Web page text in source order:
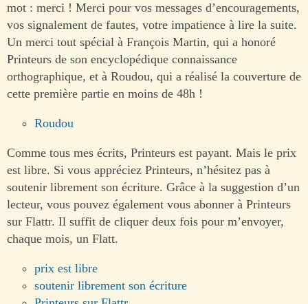
mot : merci ! Merci pour vos messages d’encouragements,
vos signalement de fautes, votre impatience à lire la suite.
Un merci tout spécial à François Martin, qui a honoré
Printeurs de son encyclopédique connaissance
orthographique, et à Roudou, qui a réalisé la couverture de
cette première partie en moins de 48h !
Roudou
Comme tous mes écrits, Printeurs est payant. Mais le prix
est libre. Si vous appréciez Printeurs, n’hésitez pas à
soutenir librement son écriture. Grâce à la suggestion d’un
lecteur, vous pouvez également vous abonner à Printeurs
sur Flattr. Il suffit de cliquer deux fois pour m’envoyer,
chaque mois, un Flatt.
prix est libre
soutenir librement son écriture